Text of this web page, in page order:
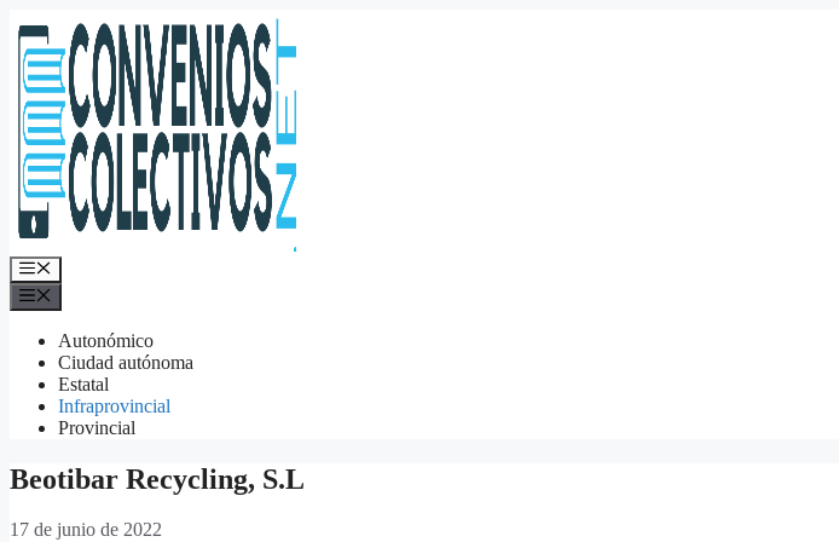
al
contenido
Menú
Autonómico
Ciudad autónoma
Estatal
Infraprovincial
Provincial
Beotibar Recycling, S.L
17 de junio de 2022